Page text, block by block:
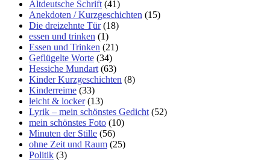
Altdeutsche Schrift (41)
Anekdoten / Kurzgeschichten (15)
Die dreizehnte Tür(18)
essen und trinken (1)
Essen und Trinken (21)
Geflügelte Worte (34)
Hessiche Mundart (63)
Kinder Kurzgeschichten (8)
Kinderreime (33)
leicht & locker(13)
Lyrik – mein schönstes Gedicht (52)
mein schönstes Foto (10)
Minuten der Stille (56)
ohne Zeit und Raum (25)
Politik (3)